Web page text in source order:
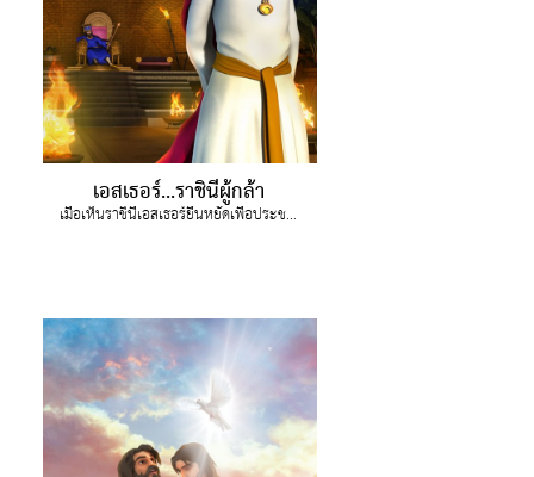
เอสเธอร์...ราชินีผู้กล้า
เมื่อเห็นราชินีเอสเธอร์ยืนหยัดเพื่อประชาชนของเธอคือชาวยิว จอยจึงกลับบ้านพร้อมที่จะทำในสิ่งที่ถูกต้อง